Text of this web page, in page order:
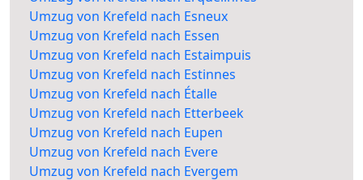
Umzug von Krefeld nach Esneux
Umzug von Krefeld nach Essen
Umzug von Krefeld nach Estaimpuis
Umzug von Krefeld nach Estinnes
Umzug von Krefeld nach Étalle
Umzug von Krefeld nach Etterbeek
Umzug von Krefeld nach Eupen
Umzug von Krefeld nach Evere
Umzug von Krefeld nach Evergem